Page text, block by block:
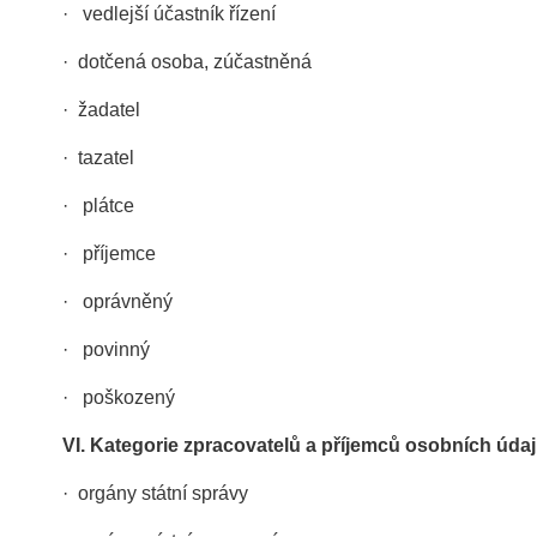
· vedlejší účastník řízení
· dotčená osoba, zúčastněná
· žadatel
· tazatel
· plátce
· příjemce
· oprávněný
· povinný
· poškozený
VI. Kategorie zpracovatelů a příjemců osobních
· orgány státní správy